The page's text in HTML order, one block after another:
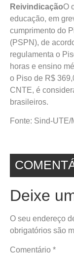
ReivindicaçãoO
educação, em
cumprimento do
(PSPN), de
regulamenta o
horas e ensino
o Piso de R$
CNTE, é
brasileiros.
Fonte: Sind-UTE/
Deixe
O seu endereço
obrigatórios são
Comentário *